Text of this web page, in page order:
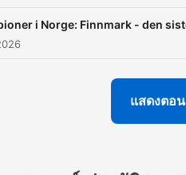
i Norge: Finnmark - den
แสดงตอน